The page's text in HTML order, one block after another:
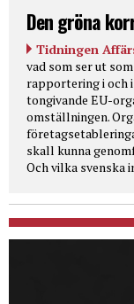
Den gröna
Tidningen
vad som ser ut
rapportering i och
tongivande EU-
omställningen.
skall kunna
Och vilka svenska